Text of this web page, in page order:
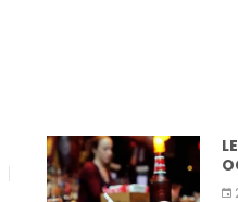
LE TABAGISME
OCCASIONNEL
23 mai 2026